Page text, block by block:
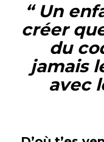
“ Un
créer
du
jamais
avec